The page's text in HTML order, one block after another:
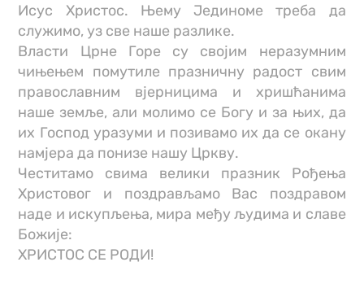
Исус Христос. Њему Јединоме треба да
служимо, уз све наше разлике.
Власти Црне Горе су својим неразумним
чињењем помутиле празничну радост свим
православним вјерницима и хришћанима
наше земље, али молимо се Богу и за њих, да
их Господ уразуми и позивамо их да се окану
намјера да понизе нашу Цркву.
Честитамо свима велики празник Рођења
Христовог и поздрављамо Вас поздравом
наде и искупљења, мира међу људима и славе
Божије:
ХРИСТОС СЕ РОДИ!